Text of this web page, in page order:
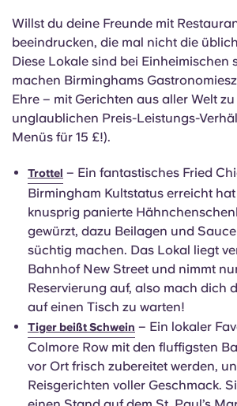
Willst du deine Freunde mit
beeindrucken, die mal nicht die
Diese Lokale sind bei Einheimischen
machen Birminghams
Ehre – mit Gerichten aus aller Welt
unglaublichen Preis-Leistungs-
Menüs für 15 £!).
Trottel – Ein fantastisches Fried
Birmingham Kultstatus erreicht
knusprig panierte
gewürzt, dazu Beilagen und
süchtig machen. Das Lokal liegt
Bahnhof New Street und nimmt
Reservierung auf, also mach dich
auf einen Tisch zu warten!
Tiger beißt Schwein – Ein lokaler
Colmore Row mit den fluffigsten
vor Ort frisch zubereitet werden,
Reisgerichten voller Geschmack.